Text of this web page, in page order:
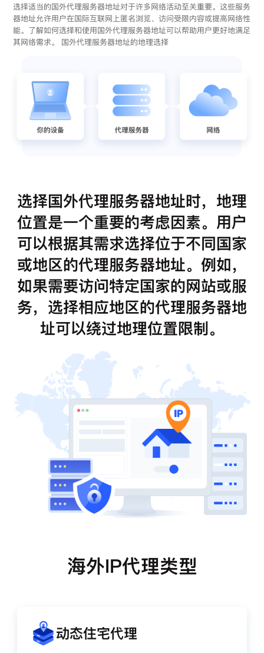
选择适当的国外代理服务器地址对于许多网络活动至关重要。这些服务
器地址允许用户在国际互联网上匿名浏览、访问受限内容或提高网络性
能。了解如何选择和使用国外代理服务器地址可以帮助用户更好地满足
其网络需求。 国外代理服务器地址的地理选择
选择国外代理服务器地址时，地理
位置是一个重要的考虑因素。用户
可以根据其需求选择位于不同国家
或地区的代理服务器地址。例如，
如果需要访问特定国家的网站或服
务，选择相应地区的代理服务器地
址可以绕过地理位置限制。
海外IP代理类型
动态住宅代理